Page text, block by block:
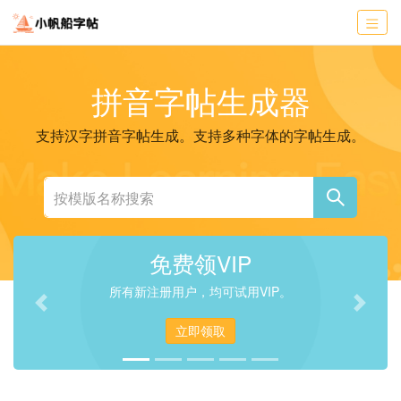
拼音字帖生成器
支持汉字拼音字帖生成。支持多种字体的字帖生成。
免费领VIP
所有新注册用户，均可试用VIP。
立即领取
Previous Next